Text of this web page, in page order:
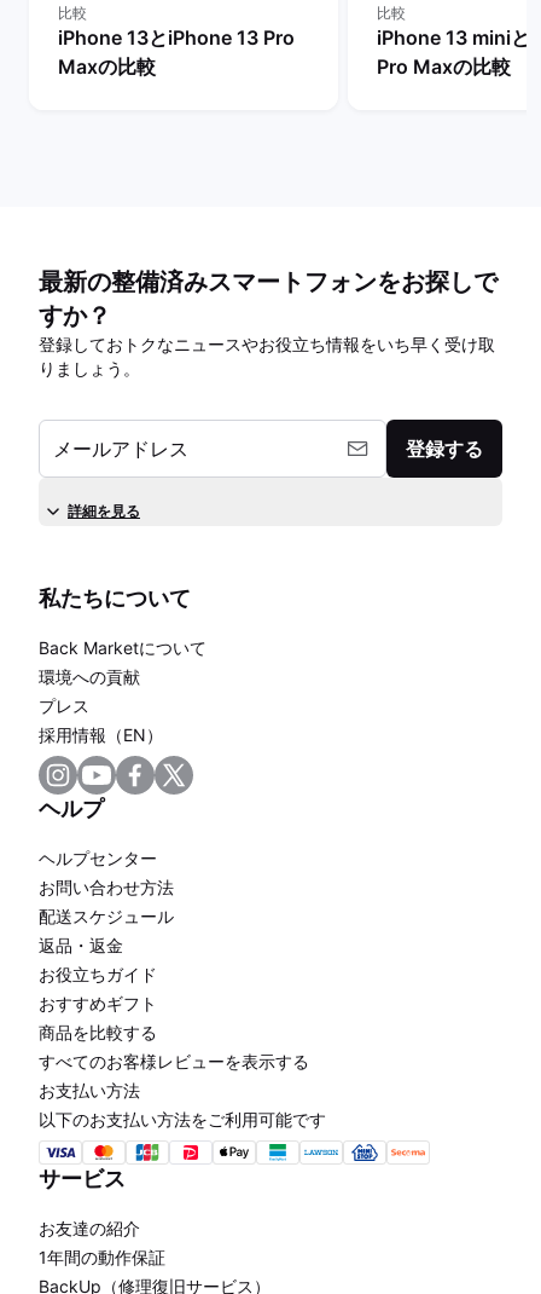
比較
iPhone 13とiPhone 13 Pro
Maxの比較
比較
iPhone 13 miniと
Pro Maxの比較
最新の整備済みスマートフォンをお探しで
すか？
登録しておトクなニュースやお役立ち情報をいち早く受け取
りましょう。
メールアドレス 登録する
詳細を見る
私たちについて
Back Marketについて
環境への貢献
プレス
採用情報（EN）
ヘルプ
ヘルプセンター
お問い合わせ方法
配送スケジュール
返品・返金
お役立ちガイド
おすすめギフト
商品を比較する
すべてのお客様レビューを表示する
お支払い方法
以下のお支払い方法をご利用可能です
サービス
お友達の紹介
1年間の動作保証
BackUp（修理復旧サービス）